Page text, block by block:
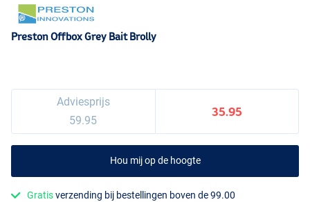
Preston Offbox Grey Bait Brolly
Adviesprijs
59.95
35.95
Hou mij op de hoogte
Gratisverzending bij bestellingen boven de 99.00